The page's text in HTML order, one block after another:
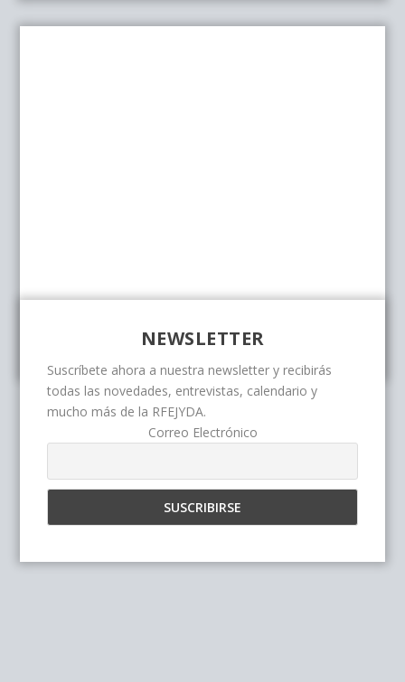
NEWSLETTER
Suscríbete ahora a nuestra newsletter y recibirás
todas las novedades, entrevistas, calendario y
mucho más de la RFEJYDA.
Correo Electrónico